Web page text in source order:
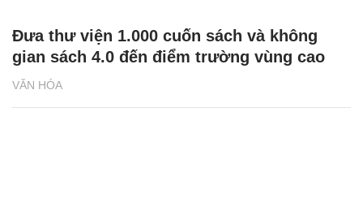
VĂN HÓA
Đưa thư viện 1.000 cuốn sách và không
gian sách 4.0 đến điểm trường vùng cao